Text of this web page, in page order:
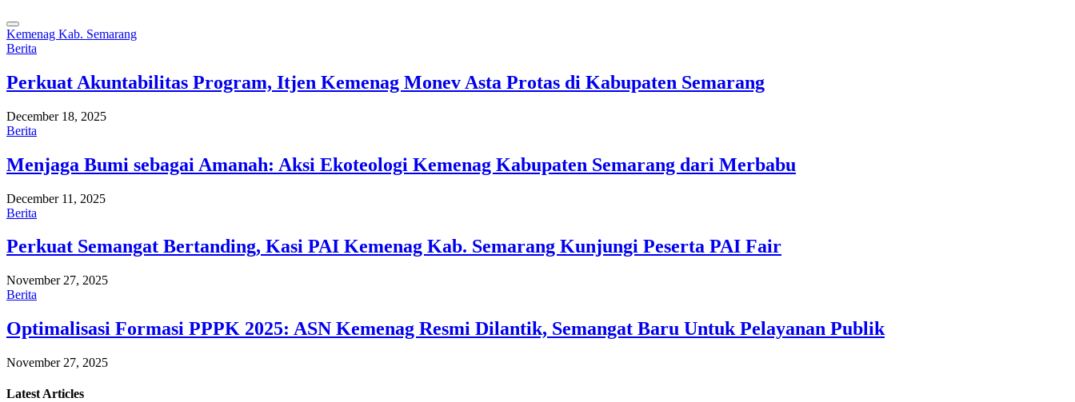
Kemenag Kab. Semarang
Berita
Perkuat Akuntabilitas Program, Itjen Kemenag Monev Asta Protas di Kabupaten Semarang
December 18, 2025
Berita
Menjaga Bumi sebagai Amanah: Aksi Ekoteologi Kemenag Kabupaten Semarang dari Merbabu
December 11, 2025
Berita
Perkuat Semangat Bertanding, Kasi PAI Kemenag Kab. Semarang Kunjungi Peserta PAI Fair
November 27, 2025
Berita
Optimalisasi Formasi PPPK 2025: ASN Kemenag Resmi Dilantik, Semangat Baru Untuk Pelayanan Publik
November 27, 2025
Latest Articles